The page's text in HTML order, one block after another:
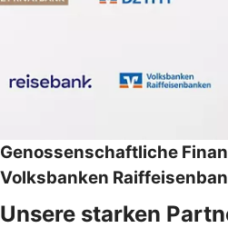
Genossenschaftliche
Volksbanken
Unsere starken